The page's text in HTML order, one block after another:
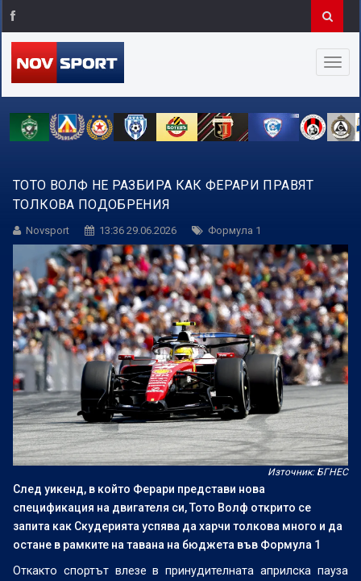
ТОТО ВОЛФ НЕ РАЗБИРА КАК ФЕРАРИ ПРАВЯТ
ТОЛКОВА ПОДОБРЕНИЯ
Novsport 13:36 29.06.2026 Формула 1
Източник: БГНЕС
След уикенд, в който Ферари представи нова
спецификация на двигателя си, Тото Волф открито се
запита как Скудерията успява да харчи толкова много и да
остане в рамките на тавана на бюджета във Формула 1
Откакто спортът влезе в принудителната априлска пауза